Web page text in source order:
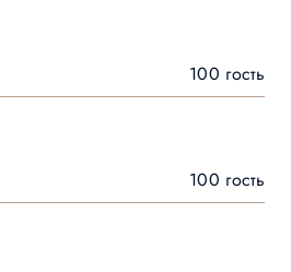
100 гость
100 гость